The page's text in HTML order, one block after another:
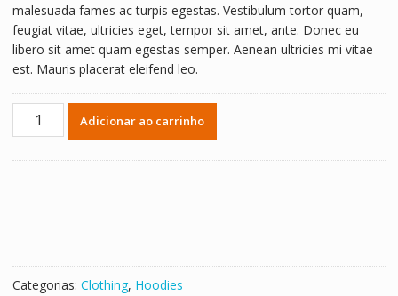
malesuada fames ac turpis egestas. Vestibulum tortor quam,
feugiat vitae, ultricies eget, tempor sit amet, ante. Donec eu
libero sit amet quam egestas semper. Aenean ultricies mi vitae
est. Mauris placerat eleifend leo.
Ninja
Silhouette
Adicionar ao carrinho
Categorias: Clothing, Hoodies